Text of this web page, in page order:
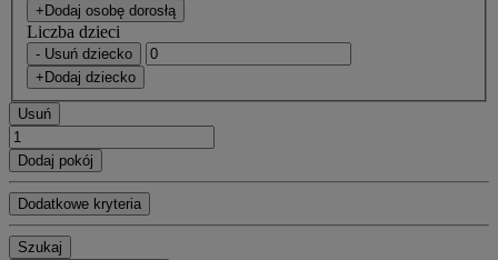
+Dodaj osobę dorosłą
Liczba dzieci
- Usuń dziecko
+Dodaj dziecko
Usuń
Dodaj pokój
Dodatkowe kryteria
Szukaj